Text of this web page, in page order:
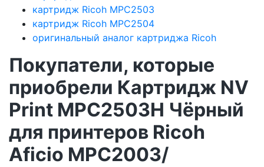
картридж Ricoh MPC2503
картридж Ricoh MPC2504
оригинальный аналог картриджа Ricoh
Покупатели, которые
приобрели Картридж NV
Print MPC2503H Чёрный
для принтеров Ricoh
Aficio MPC2003/